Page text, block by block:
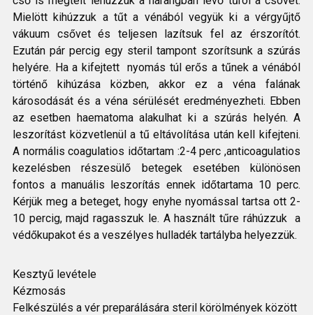
Mielött kihúzzuk a tűt a vénából vegyük ki a vérgyűjtő
vákuum csővet és teljesen lazítsuk fel az érszorítót.
Ezután pár percig egy steril tampont szorítsunk a szúrás
helyére. Ha a kifejtett nyomás túl erős a tűnek a vénából
történő kihúzása közben, akkor ez a véna falának
károsodását és a véna sérülését eredményezheti. Ebben
az esetben haematoma alakulhat ki a szúrás helyén. A
leszorítást közvetlenül a tű eltávolítása után kell kifejteni.
A normális coagulatios időtartam :2-4 perc ,anticoagulatios
kezelésben részesülő betegek esetében különösen
fontos a manuális leszorítás ennek időtartama 10 perc.
Kérjük meg a beteget, hogy enyhe nyomással tartsa ott 2-
10 percig, majd ragasszuk le. A használt tűre ráhúzzuk a
védőkupakot és a veszélyes hulladék tartályba helyezzük.
Kesztyű levétele
Kézmosás
Felkészülés a vér preparálására steril körölmények között